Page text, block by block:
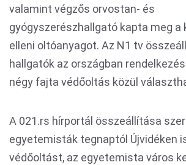
valamint végzős orvostan- és
gyógyszerészhallgató kapta meg a
elleni oltóanyagot. Az N1 tv
hallgatók az országban
négy fajta védőoltás közül
A 021.rs hírportál összeállítása
egyetemisták tegnaptól Újvidéken
védőoltást, az egyetemista város